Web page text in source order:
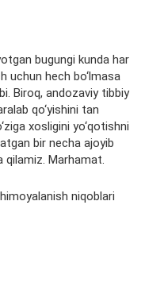
bugungi kunda har
uchun hech bo‘lmasa
Biroq, andozaviy tibbiy
qo‘yishini tan
xosligini yo‘qotishni
bir necha ajoyib
qilamiz. Marhamat.
niqoblari